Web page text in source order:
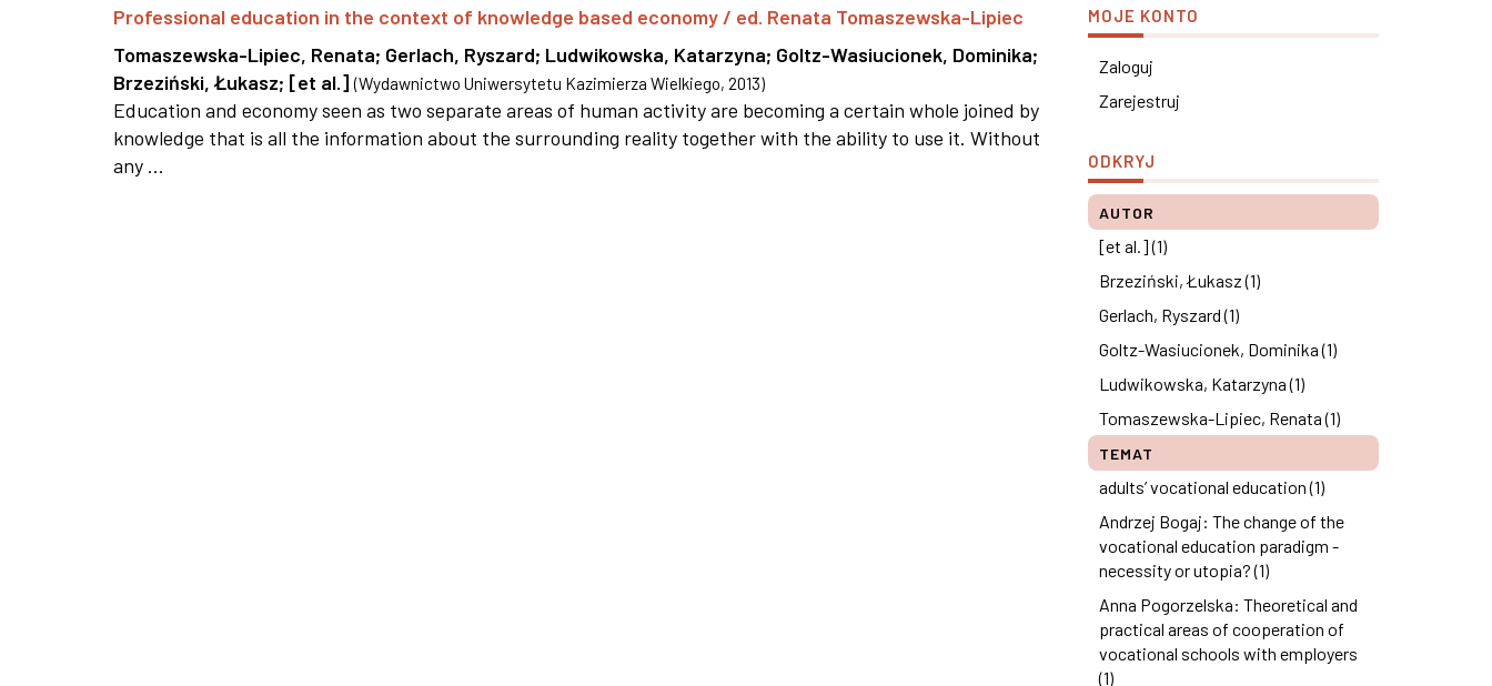
Professional education in the context of knowledge based economy / ed. Renata Tomaszewska-Lipiec
Tomaszewska-Lipiec, Renata; Gerlach, Ryszard; Ludwikowska, Katarzyna; Goltz-Wasiucionek, Dominika;
Brzeziński, Łukasz; [et al.] (Wydawnictwo Uniwersytetu Kazimierza Wielkiego, 2013)
Education and economy seen as two separate areas of human activity are becoming a certain whole joined by
knowledge that is all the information about the surrounding reality together with the ability to use it. Without
any ...
MOJE KONTO
Zaloguj
Zarejestruj
ODKRYJ
AUTOR
[et al.] (1)
Brzeziński, Łukasz (1)
Gerlach, Ryszard (1)
Goltz-Wasiucionek, Dominika (1)
Ludwikowska, Katarzyna (1)
Tomaszewska-Lipiec, Renata (1)
TEMAT
adults’ vocational education (1)
Andrzej Bogaj: The change of the
vocational education paradigm -
necessity or utopia? (1)
Anna Pogorzelska: Theoretical and
practical areas of cooperation of
vocational schools with employers
(1)